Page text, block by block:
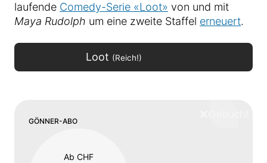
laufende Comedy-Serie «Loot» von und mit
Maya Rudolph um eine zweite Staffel erneuert.
Loot (Reich!)
GÖNNER-ABO
Ab CHF